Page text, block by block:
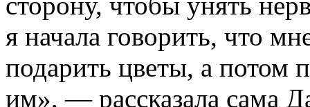
я начала говорить, что
подарить цветы, а потом
им», — рассказала сама